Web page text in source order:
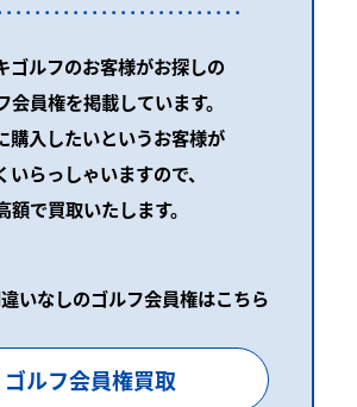
ゴルフのお客様がお探しの
会員権を掲載しています。
購入したいというお客様が
いらっしゃいますので、
額で買取いたします。
いなしのゴルフ会員権はこちら
ゴルフ会員権買取